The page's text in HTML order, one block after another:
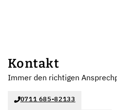
Kontakt
Immer den richtigen
0711 685-82133